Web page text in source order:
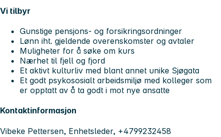
Vi tilbyr
Gunstige pensjons- og forsikringsordninger
Lønn iht. gjeldende overenskomster og avtaler
Muligheter for å søke om kurs
Nærhet til fjell og fjord
Et aktivt kulturliv med blant annet unike Sjøgata
Et godt psykososialt arbeidsmiljø med kolleger som
er opptatt av å ta godt i mot nye ansatte
Kontaktinformasjon
Vibeke Pettersen, Enhetsleder, +4799232458